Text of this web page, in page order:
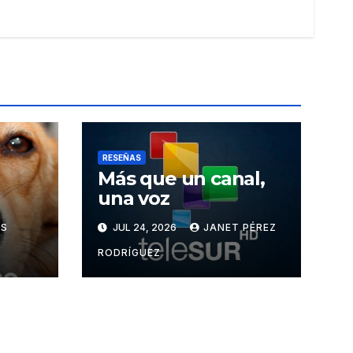
RESEÑAS
Más que un canal,
una voz
JUL 24, 2026 JANET PÉREZ
RODRÍGUEZ